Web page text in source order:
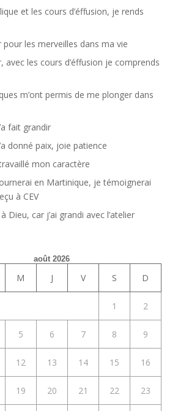
et les cours d’éffusion, je rends
pour les merveilles dans ma vie
avec les cours d’éffusion je comprends
m’ont permis de me plonger dans
fait grandir
donné paix, joie patience
mon caractère
en Martinique, je témoignerai
à CEV
Dieu, car j’ai grandi avec l’atelier
août 2026
M J V S D
1 2
5 6 7 8 9
12 13 14 15 16
19 20 21 22 23